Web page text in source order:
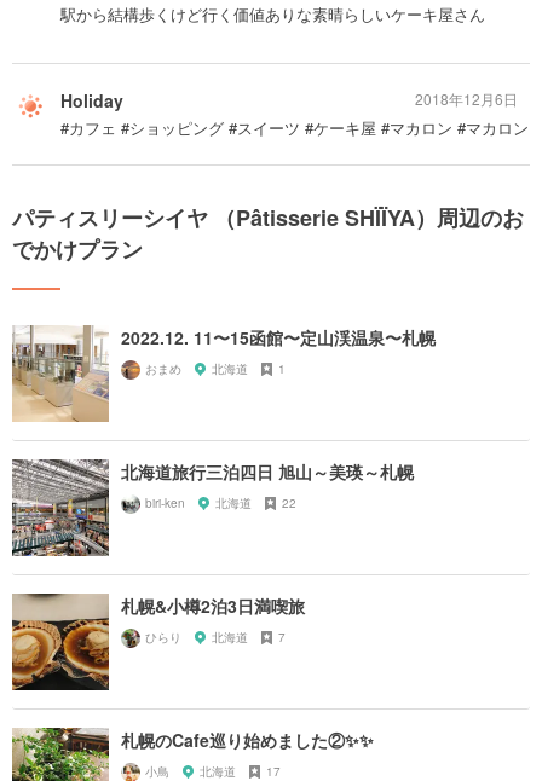
駅から結構歩くけど行く価値ありな素晴らしいケーキ屋さん
Holiday
#カフェ #ショッピング #スイーツ #ケーキ屋 #マカロン #マカロン
2018年12月6日
パティスリーシイヤ （Pâtisserie SHÏÏYA）周辺のお
でかけプラン
2022.12. 11〜15函館〜定山渓温泉〜札幌
おまめ 北海道 1
北海道旅行三泊四日 旭山～美瑛～札幌
biri-ken 北海道 22
札幌&小樽2泊3日満喫旅
ひらり 北海道 7
札幌のCafe巡り始めました②✨✨
小鳥 北海道 17